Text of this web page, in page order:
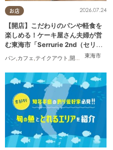
お店
東海市
2026.07.24
【開店】こだわりのパンや軽食を
楽しめる！ケーキ屋さん夫婦が営
む東海市「Serrurie 2nd（セリュ
リエ セカンド）」6/29(月)テスト
オープン
パン,カフェ,テイクアウト ,開店 専門店, ま